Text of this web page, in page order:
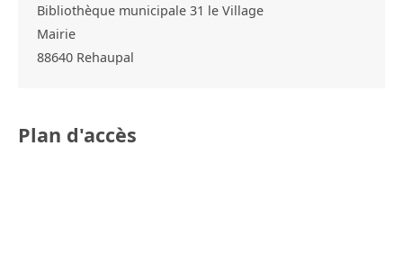
Bibliothèque municipale 31 le Village
Mairie
88640 Rehaupal
Plan d'accès